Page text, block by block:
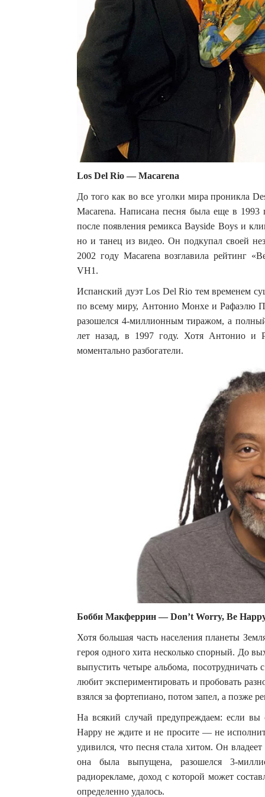
Los Del Rio — Macarena
До того как во все уголки мира проникла
Macarena. Написана песня была еще в
после появления ремикса Bayside Boys и
но и танец из видео. Он подкупал своей
2002 году Macarena возглавила рейтинг
VH1.
Испанский дуэт Los Del Rio тем временем
по всему миру, Антонио Монхе и Рафаэлю
разошелся 4-миллионным тиражом, а
лет назад, в 1997 году. Хотя Антонио и
моментально разбогатели.
Бобби Макферрин — Don’t Worry, Be
Хотя большая часть населения планеты
героя одного хита несколько спорный. До
выпустить четыре альбома,
любит экспериментировать и пробовать
взялся за фортепиано, потом запел, а позже
На всякий случай предупреждаем: если вы
Happy не ждите и не просите — не
удивился, что песня стала хитом. Он
она была выпущена, разошелся 3-
радиорекламе, доход с которой может
определенно удалось.